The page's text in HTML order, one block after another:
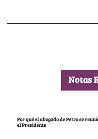
Notas
Por qué el abogado de Petro se
el Presidente